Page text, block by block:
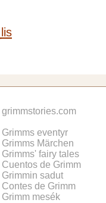
grimmstories.com
Grimms eventyr
Grimms Märchen
Grimms' fairy tales
Cuentos de Grimm
Grimmin sadut
Contes de Grimm
Grimm mesék